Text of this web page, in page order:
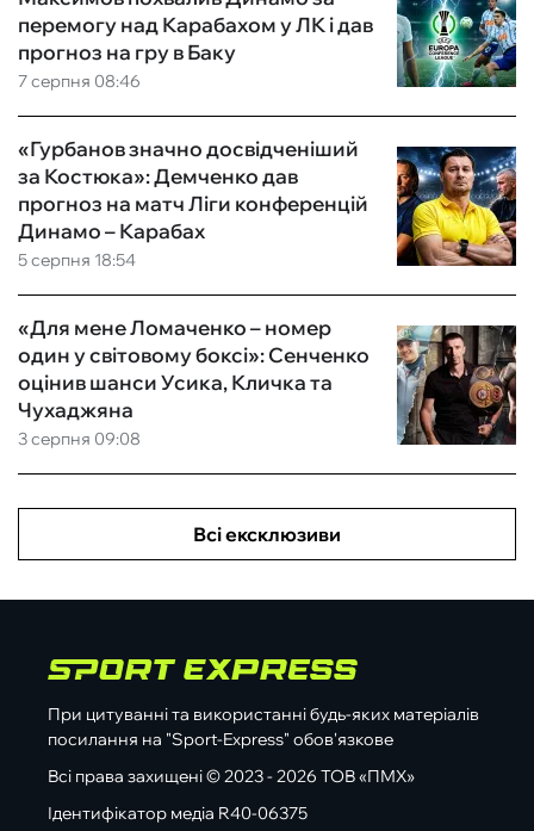
7 серпня 08:46
перемогу над Карабахом у ЛК і дав
прогноз на гру в Баку
5 серпня 18:54
«Гурбанов значно досвідченіший
за Костюка»: Демченко дав
прогноз на матч Ліги конференцій
Динамо – Карабах
3 серпня 09:08
«Для мене Ломаченко – номер
один у світовому боксі»: Сенченко
оцінив шанси Усика, Кличка та
Чухаджяна
Всі ексклюзиви
При цитуванні та використанні будь-яких матеріалів
посилання на "Sport-Express" обов'язкове
Всі права захищені © 2023 - 2026 ТОВ «ПМХ»
Ідентифікатор медіа R40-06375